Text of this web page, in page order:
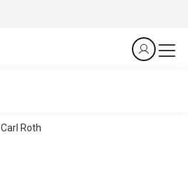
Carl Roth